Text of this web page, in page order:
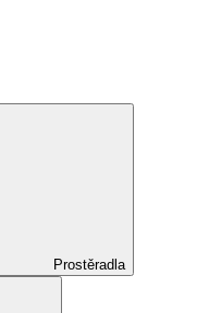
Prostěradla